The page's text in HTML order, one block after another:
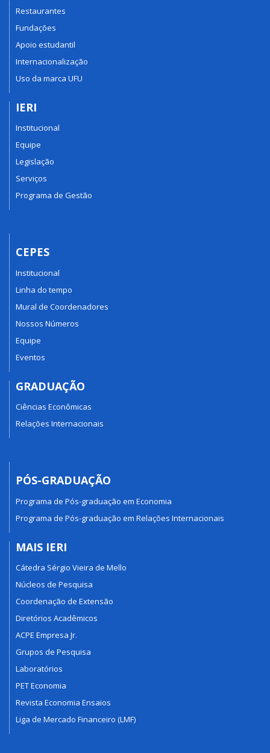
Restaurantes
Fundações
Apoio estudantil
Internacionalização
Uso da marca UFU
IERI
Institucional
Equipe
Legislação
Serviços
Programa de Gestão
CEPES
Institucional
Linha do tempo
Mural de Coordenadores
Nossos Números
Equipe
Eventos
GRADUAÇÃO
Ciências Econômicas
Relações Internacionais
PÓS-GRADUAÇÃO
Programa de Pós-graduação em Economia
Programa de Pós-graduação em Relações Internacionais
MAIS IERI
Cátedra Sérgio Vieira de Mello
Núcleos de Pesquisa
Coordenação de Extensão
Diretórios Acadêmicos
ACPE Empresa Jr.
Grupos de Pesquisa
Laboratórios
PET Economia
Revista Economia Ensaios
Liga de Mercado Financeiro (LMF)